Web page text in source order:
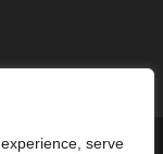
serve
os